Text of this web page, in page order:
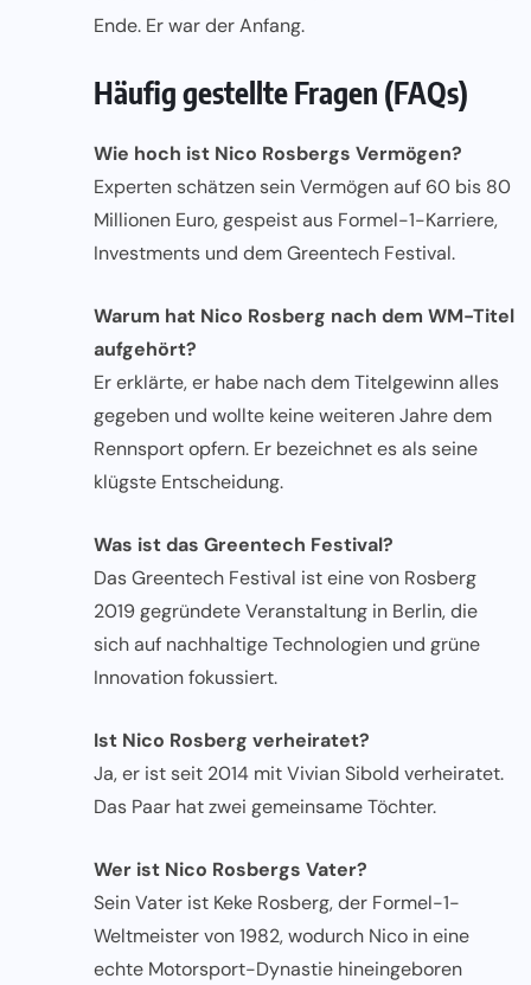
Ende. Er war der Anfang.
Häufig gestellte Fragen (FAQs)
Wie hoch ist Nico Rosbergs Vermögen?
Experten schätzen sein Vermögen auf 60 bis 80
Millionen Euro, gespeist aus Formel-1-Karriere,
Investments und dem Greentech Festival.
Warum hat Nico Rosberg nach dem WM-Titel
aufgehört?
Er erklärte, er habe nach dem Titelgewinn alles
gegeben und wollte keine weiteren Jahre dem
Rennsport opfern. Er bezeichnet es als seine
klügste Entscheidung.
Was ist das Greentech Festival?
Das Greentech Festival ist eine von Rosberg
2019 gegründete Veranstaltung in Berlin, die
sich auf nachhaltige Technologien und grüne
Innovation fokussiert.
Ist Nico Rosberg verheiratet?
Ja, er ist seit 2014 mit Vivian Sibold verheiratet.
Das Paar hat zwei gemeinsame Töchter.
Wer ist Nico Rosbergs Vater?
Sein Vater ist Keke Rosberg, der Formel-1-
Weltmeister von 1982, wodurch Nico in eine
echte Motorsport-Dynastie hineingeboren